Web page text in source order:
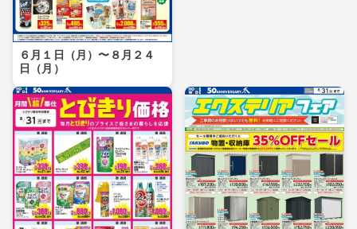
６月１日（月）〜８月２４
日（月）